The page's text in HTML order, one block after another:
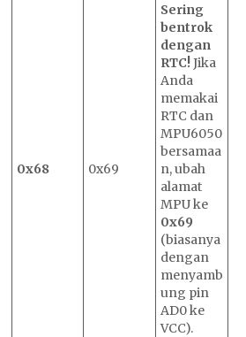
0x68 0x69
Sering
bentrok
dengan
RTC!Jika
Anda
memakai
RTC dan
MPU6050
bersamaa
n, ubah
alamat
MPU ke
0x69
(biasanya
dengan
menyamb
ung pin
AD0 ke
VCC).